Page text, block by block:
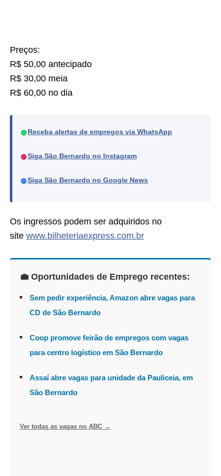
Preços:
R$ 50,00 antecipado
R$ 30,00 meia
R$ 60,00 no dia
● Receba alertas de empregos via WhatsApp
●Siga São Bernardo no Instagram
●Siga São Bernardo no Google News
Os ingressos podem ser adquiridos no
site www.bilheteriaexpress.com.br
💼 Oportunidades de Emprego recentes:
Sem pedir experiência, Amazon abre vagas para
CD de São Bernardo
Coop promove feirão de empregos com vagas
para centro logístico em São Bernardo
Assaí abre vagas para unidade da Pauliceia, em
São Bernardo
Ver todas as vagas no ABC →